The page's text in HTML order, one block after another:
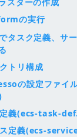
の実行
タスク定義、サ
トリ構成
の設定ファイ
定義(ecs-task-
定義(ecs-